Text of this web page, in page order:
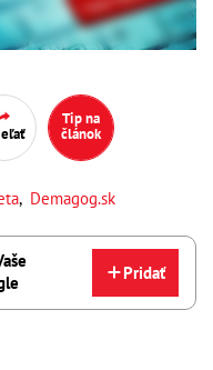
Tip na
článok
, Demagog.sk
Pridať